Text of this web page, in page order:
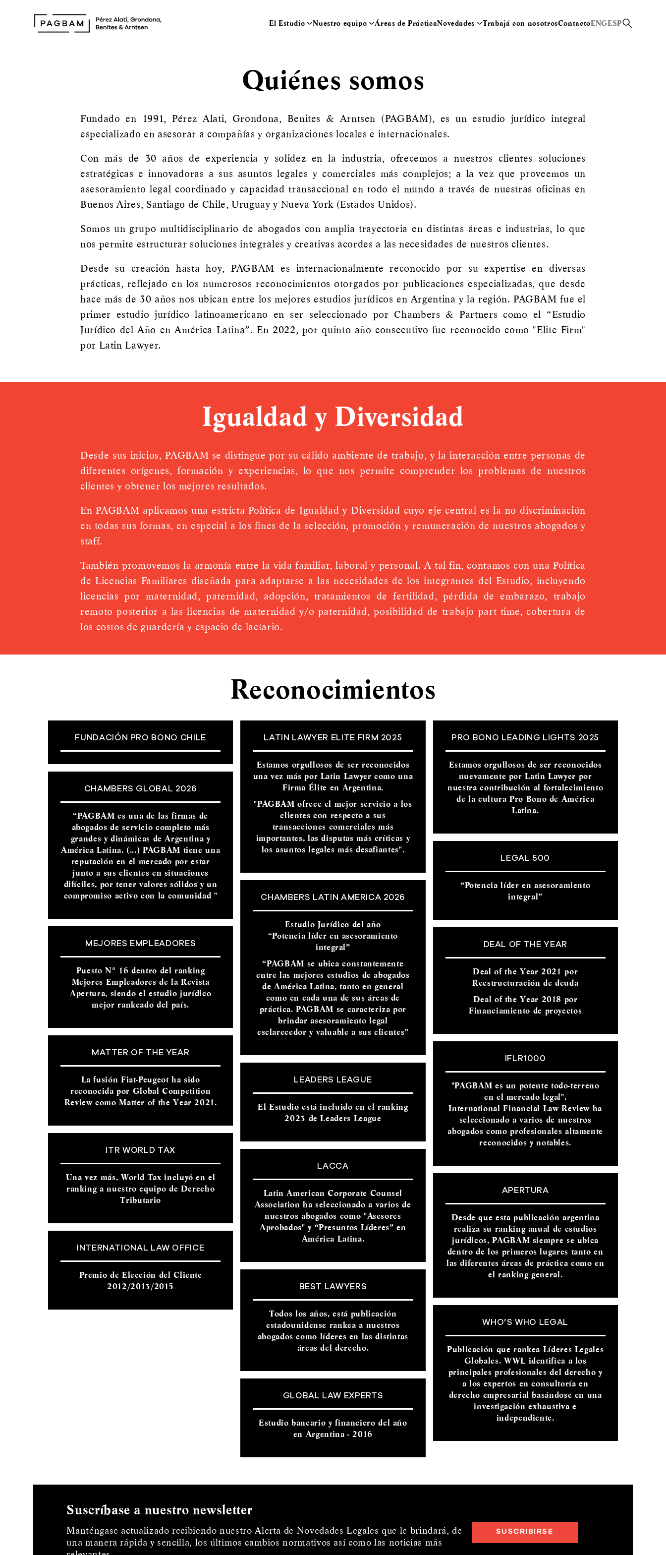
El Estudio Nuestro equipo Áreas de PrácticaNovedades Trabajá con nosotrosContactoENGESP
Quiénes somos
Fundado en 1991, Pérez Alati, Grondona, Benites & Arntsen (PAGBAM), es un estudio jurídico integral
especializado en asesorar a compañías y organizaciones locales e internacionales.
Con más de 30 años de experiencia y solidez en la industria, ofrecemos a nuestros clientes soluciones
estratégicas e innovadoras a sus asuntos legales y comerciales más complejos; a la vez que proveemos un
asesoramiento legal coordinado y capacidad transaccional en todo el mundo a través de nuestras oficinas en
Buenos Aires, Santiago de Chile, Uruguay y Nueva York (Estados Unidos).
Somos un grupo multidisciplinario de abogados con amplia trayectoria en distintas áreas e industrias, lo que
nos permite estructurar soluciones integrales y creativas acordes a las necesidades de nuestros clientes.
Desde su creación hasta hoy, PAGBAM es internacionalmente reconocido por su expertise en diversas
prácticas, reflejado en los numerosos reconocimientos otorgados por publicaciones especializadas, que desde
hace más de 30 años nos ubican entre los mejores estudios jurídicos en Argentina y la región. PAGBAM fue el
primer estudio jurídico latinoamericano en ser seleccionado por Chambers & Partners como el “Estudio
Jurídico del Año en América Latina”. En 2022, por quinto año consecutivo fue reconocido como "Elite Firm"
por Latin Lawyer.
Igualdad y Diversidad
Desde sus inicios, PAGBAM se distingue por su cálido ambiente de trabajo, y la interacción entre personas de
diferentes orígenes, formación y experiencias, lo que nos permite comprender los problemas de nuestros
clientes y obtener los mejores resultados.
En PAGBAM aplicamos una estricta Política de Igualdad y Diversidad cuyo eje central es la no discriminación
en todas sus formas, en especial a los fines de la selección, promoción y remuneración de nuestros abogados y
staff.
También promovemos la armonía entre la vida familiar, laboral y personal. A tal fin, contamos con una Política
de Licencias Familiares diseñada para adaptarse a las necesidades de los integrantes del Estudio, incluyendo
licencias por maternidad, paternidad, adopción, tratamientos de fertilidad, pérdida de embarazo, trabajo
remoto posterior a las licencias de maternidad y/o paternidad, posibilidad de trabajo part time, cobertura de
los costos de guardería y espacio de lactario.
Reconocimientos
FUNDACIÓN PRO BONO CHILE LATIN LAWYER ELITE FIRM 2025
Estamos orgullosos de ser reconocidos
una vez más por Latin Lawyer como una
Firma Élite en Argentina.
"PAGBAM ofrece el mejor servicio a los
clientes con respecto a sus
transacciones comerciales más
importantes, las disputas más críticas y
los asuntos legales más desafiantes".
PRO BONO LEADING LIGHTS 2025
Estamos orgullosos de ser reconocidos
nuevamente por Latin Lawyer por
nuestra contribución al fortalecimiento
de la cultura Pro Bono de América
Latina.
CHAMBERS GLOBAL 2026
“PAGBAM es una de las firmas de
abogados de servicio completo más
grandes y dinámicas de Argentina y
América Latina. (...) PAGBAM tiene una
reputación en el mercado por estar
junto a sus clientes en situaciones
difíciles, por tener valores sólidos y un
compromiso activo con la comunidad "
CHAMBERS LATIN AMERICA 2026
Estudio Jurídico del año
“Potencia líder en asesoramiento
integral”
“PAGBAM se ubica constantemente
entre las mejores estudios de abogados
de América Latina, tanto en general
como en cada una de sus áreas de
práctica. PAGBAM se caracteriza por
brindar asesoramiento legal
esclarecedor y valuable a sus clientes”
LEGAL 500
“Potencia líder en asesoramiento
integral”
MEJORES EMPLEADORES
Puesto N° 16 dentro del ranking
Mejores Empleadores de la Revista
Apertura, siendo el estudio jurídico
mejor rankeado del país.
LEADERS LEAGUE
El Estudio está incluido en el ranking
2023 de Leaders League
DEAL OF THE YEAR
Deal of the Year 2021 por
Reestructuración de deuda
Deal of the Year 2018 por
Financiamiento de proyectos
MATTER OF THE YEAR
La fusión Fiat-Peugeot ha sido
reconocida por Global Competition
Review como Matter of the Year 2021.
LACCA
Latin American Corporate Counsel
Association ha seleccionado a varios de
nuestros abogados como "Asesores
Aprobados" y “Presuntos Líderes” en
América Latina.
IFLR1000
"PAGBAM es un potente todo-terreno
en el mercado legal".
International Financial Law Review ha
seleccionado a varios de nuestros
abogados como profesionales altamente
reconocidos y notables.
ITR WORLD TAX
Una vez más, World Tax incluyó en el
ranking a nuestro equipo de Derecho
Tributario
BEST LAWYERS
Todos los años, está publicación
estadounidense rankea a nuestros
abogados como líderes en las distintas
áreas del derecho.
APERTURA
Desde que esta publicación argentina
realiza su ranking anual de estudios
jurídicos, PAGBAM siempre se ubica
dentro de los primeros lugares tanto en
las diferentes áreas de práctica como en
el ranking general.
INTERNATIONAL LAW OFFICE
Premio de Elección del Cliente
2012/2013/2015
GLOBAL LAW EXPERTS
Estudio bancario y financiero del año
en Argentina - 2016
WHO’S WHO LEGAL
Publicación que rankea Líderes Legales
Globales. WWL identifica a los
principales profesionales del derecho y
a los expertos en consultoría en
derecho empresarial basándose en una
investigación exhaustiva e
independiente.
Suscríbase a nuestro newsletter
Manténgase actualizado recibiendo nuestro Alerta de Novedades Legales que le brindará, de
una manera rápida y sencilla, los últimos cambios normativos así como las noticias más
SUSCRIBIRSE